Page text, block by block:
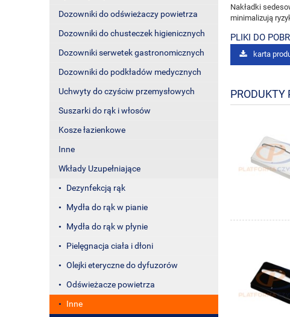
Dozowniki do odświeżaczy powietrza
Dozowniki do chusteczek higienicznych
Dozowniki serwetek gastronomicznych
Dozowniki do podkładów medycznych
Uchwyty do czyściw przemysłowych
Suszarki do rąk i włosów
Kosze łazienkowe
Inne
Wkłady Uzupełniające
Dezynfekcją rąk
Mydła do rąk w pianie
Mydła do rąk w płynie
Pielęgnacja ciała i dłoni
Olejki eteryczne do dyfuzorów
Odświeżacze powietrza
Inne
Nakładki
minimalizują
PLIKI DO
karta
PRODUKTY